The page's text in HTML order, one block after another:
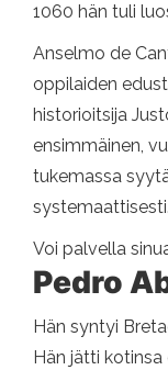
1060 hän tuli
Anselmo de
oppilaiden
historioitsija
ensimmäinen,
tukemassa
systemaattisesti.
Voi palvella
Pedro
Hän syntyi
Hän jätti